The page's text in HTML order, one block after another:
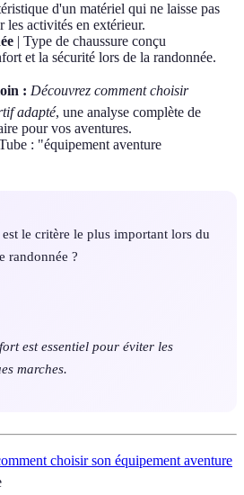
d'un matériel qui ne laisse pas
les activités en extérieur.
| Type de chaussure conçu
et la sécurité lors de la randonnée.
: Découvrez comment choisir
adapté, une analyse complète de
pour vos aventures.
: "équipement aventure
le critère le plus important lors du
randonnée ?
est essentiel pour éviter les
marches.
choisir son équipement aventure